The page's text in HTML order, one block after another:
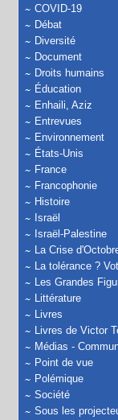
COVID-19
Débat
Diversité
Document
Droits humains
Éducation
Enhaili, Aziz
Entrevues
Environnement
États-Unis
France
Francophonie
Histoire
Israël
Israël-Palestine
La Crise
La tolérance ?
Les Grandes
Littérature
Livres
Livres de Victor
Médias -
Point de vue
Polémique
Société
Sous les